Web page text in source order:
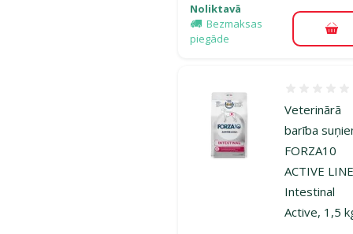
Noliktavā
Bezmaksas
piegāde
Veterinārā
barība
FORZA10
ACTIVE
Intestinal
Active, 1,5